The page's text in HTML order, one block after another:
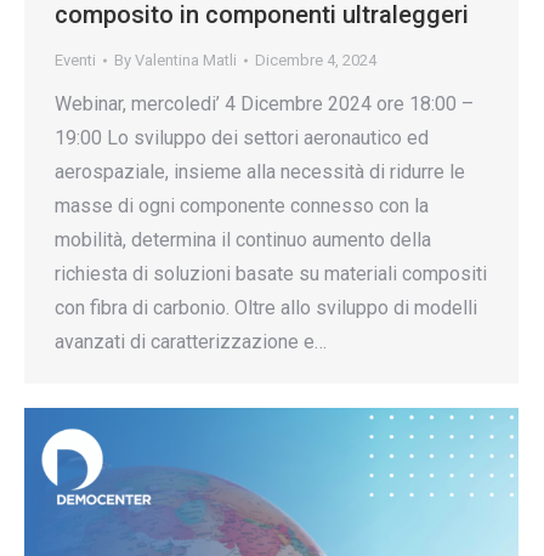
composito in componenti ultraleggeri
Eventi By Valentina Matli Dicembre 4, 2024
Webinar, mercoledi’ 4 Dicembre 2024 ore 18:00 –
19:00 Lo sviluppo dei settori aeronautico ed
aerospaziale, insieme alla necessità di ridurre le
masse di ogni componente connesso con la
mobilità, determina il continuo aumento della
richiesta di soluzioni basate su materiali compositi
con fibra di carbonio. Oltre allo sviluppo di modelli
avanzati di caratterizzazione e…